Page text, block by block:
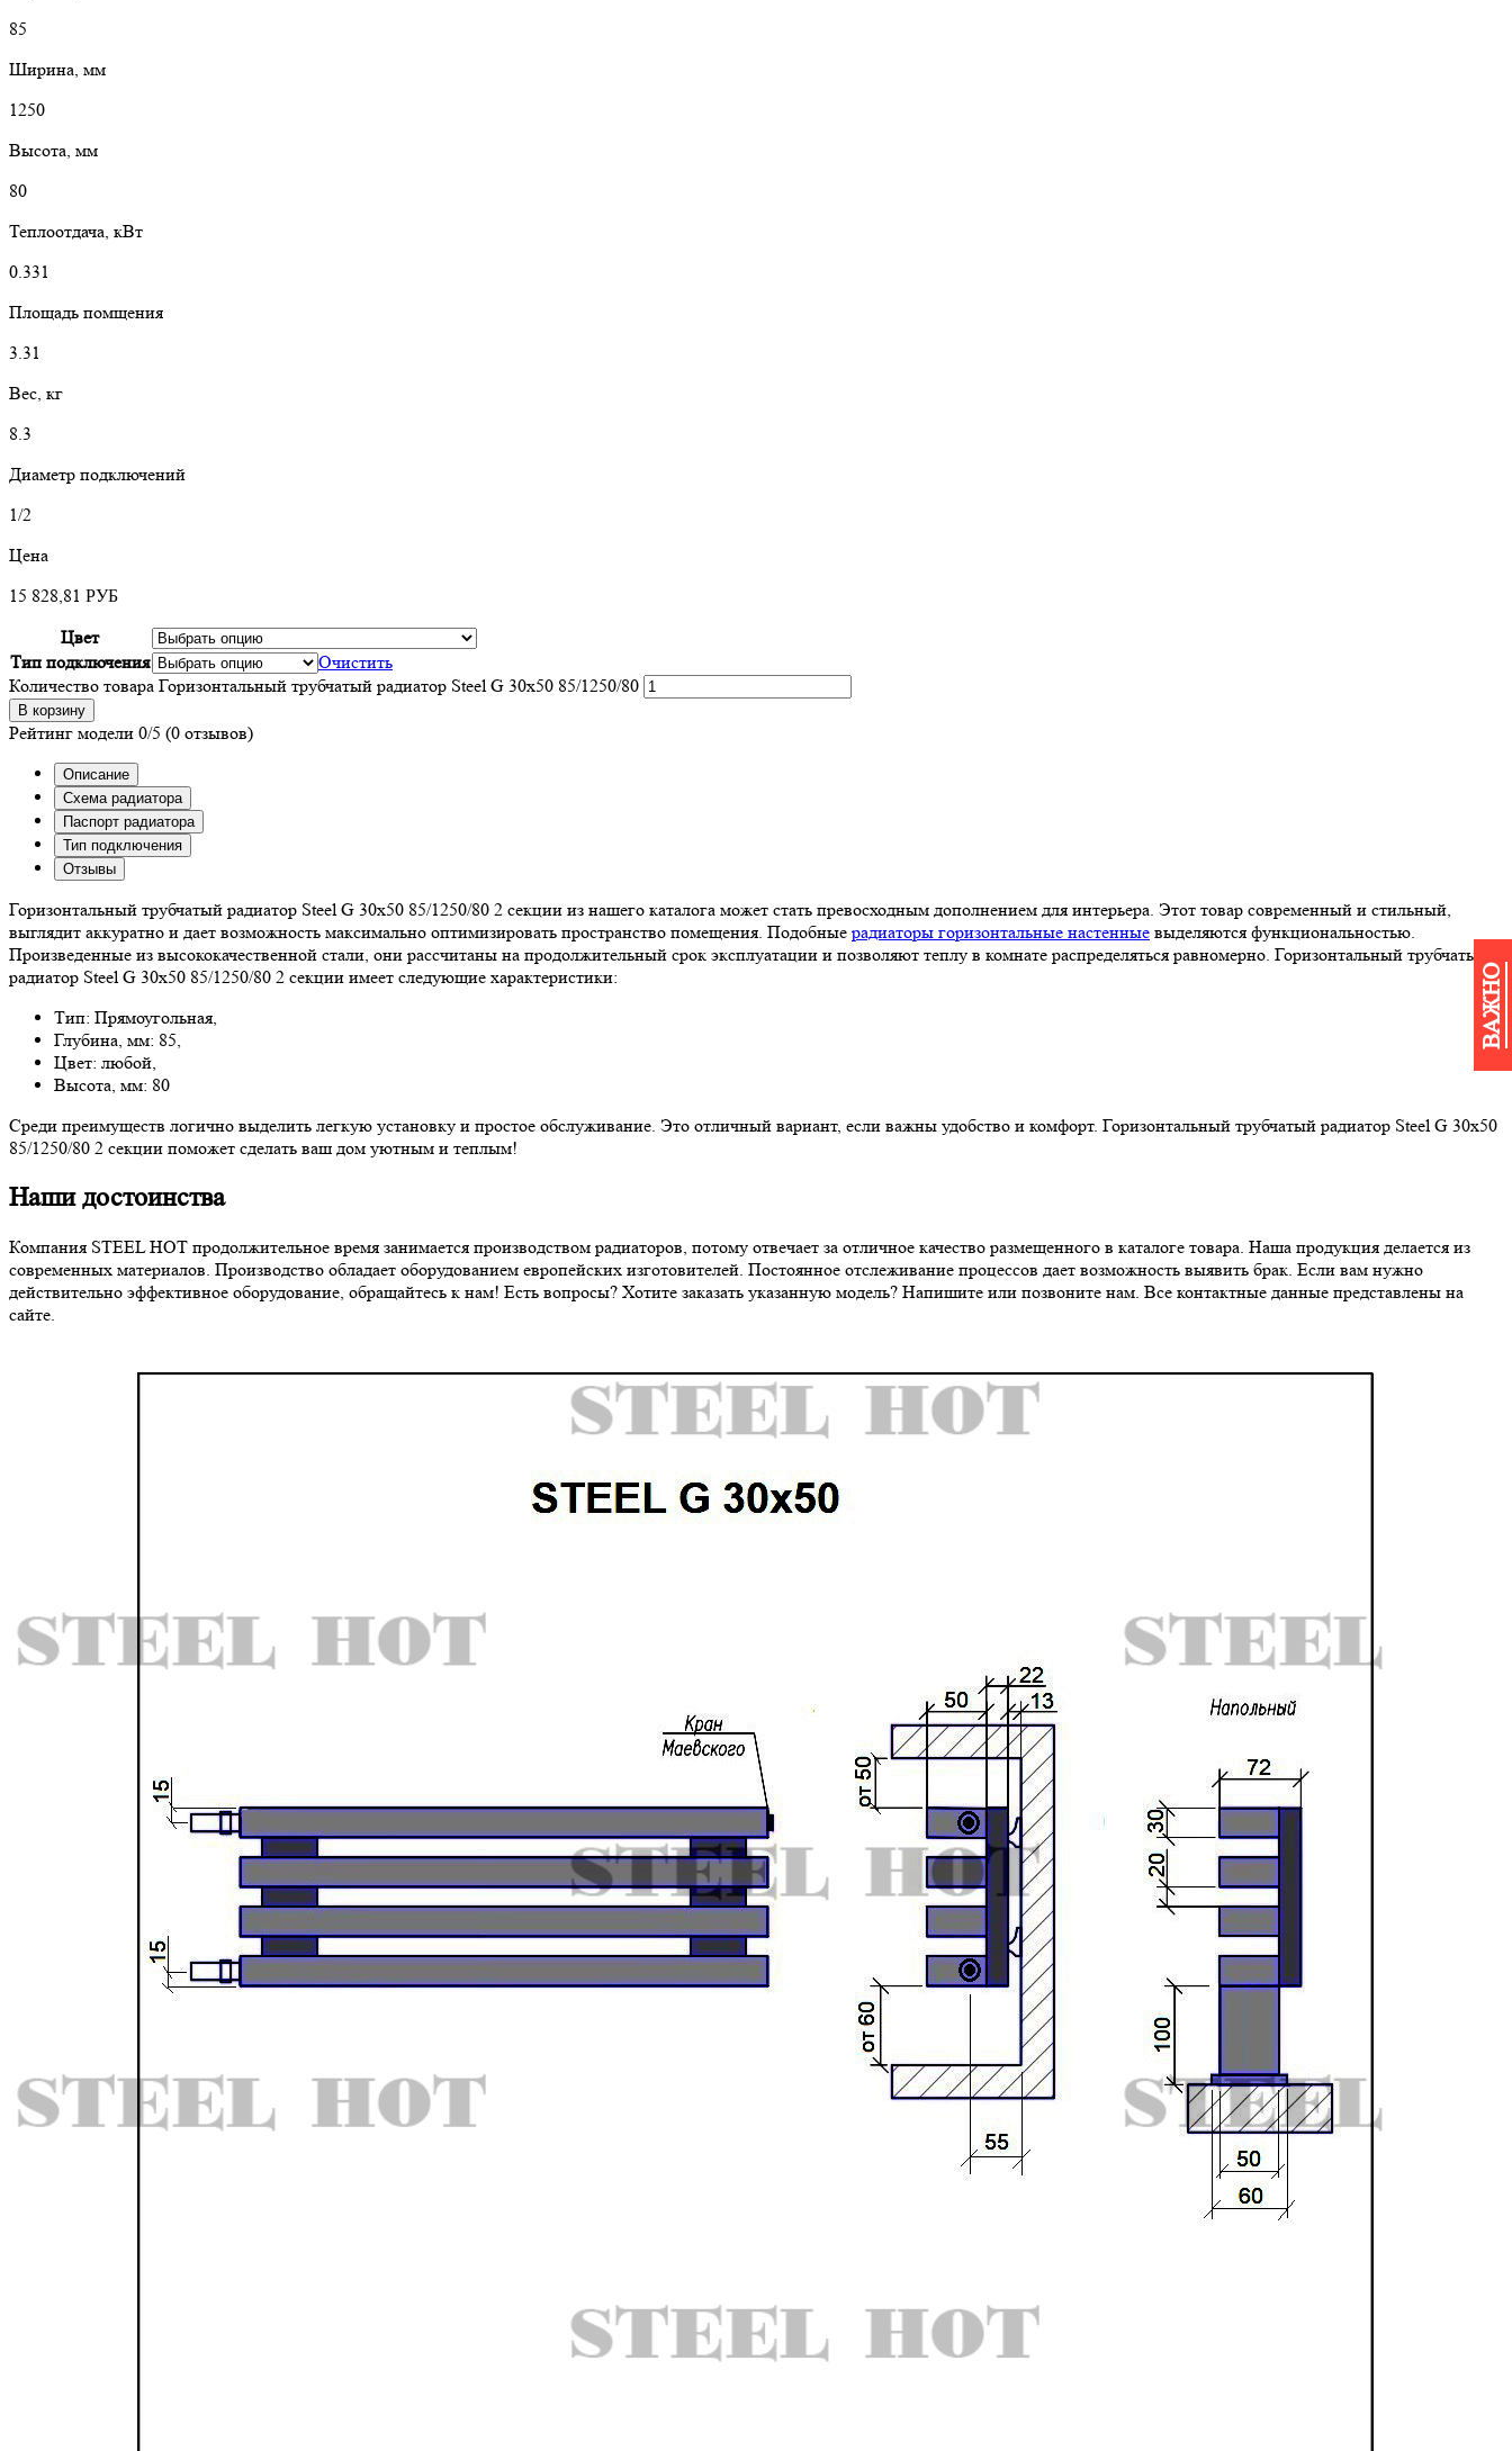
ВАЖНО
85
Ширина, мм
1250
Высота, мм
80
Теплоотдача, кВт
0.331
Площадь помщения
3.31
Вес, кг
8.3
Диаметр подключений
1/2
Цена
15 828,81 РУБ
Цвет
Тип подключения
Очистить
Количество товара Горизонтальный трубчатый радиатор Steel G 30х50 85/1250/80
В корзину
Рейтинг модели 0/5 (0 отзывов)
Описание
Схема радиатора
Паспорт радиатора
Тип подключения
Отзывы
Горизонтальный трубчатый радиатор Steel G 30х50 85/1250/80 2 секции из нашего каталога может стать превосходным дополнением для интерьера. Этот товар современный и стильный,
выглядит аккуратно и дает возможность максимально оптимизировать пространство помещения. Подобные радиаторы горизонтальные настенные выделяются функциональностью.
Произведенные из высококачественной стали, они рассчитаны на продолжительный срок эксплуатации и позволяют теплу в комнате распределяться равномерно. Горизонтальный трубчатый
радиатор Steel G 30х50 85/1250/80 2 секции имеет следующие характеристики:
Тип: Прямоугольная,
Глубина, мм: 85,
Цвет: любой,
Высота, мм: 80
Среди преимуществ логично выделить легкую установку и простое обслуживание. Это отличный вариант, если важны удобство и комфорт. Горизонтальный трубчатый радиатор Steel G 30х50
85/1250/80 2 секции поможет сделать ваш дом уютным и теплым!
Наши достоинства
Компания STEEL HOT продолжительное время занимается производством радиаторов, потому отвечает за отличное качество размещенного в каталоге товара. Наша продукция делается из
современных материалов. Производство обладает оборудованием европейских изготовителей. Постоянное отслеживание процессов дает возможность выявить брак. Если вам нужно
действительно эффективное оборудование, обращайтесь к нам! Есть вопросы? Хотите заказать указанную модель? Напишите или позвоните нам. Все контактные данные представлены на
сайте.